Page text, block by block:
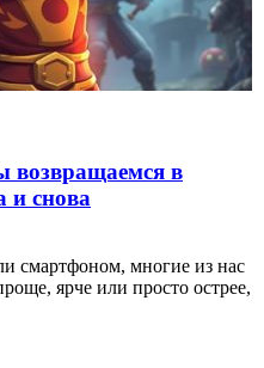
в
и снова
смартфоном, многие из нас
ярче или просто острее,